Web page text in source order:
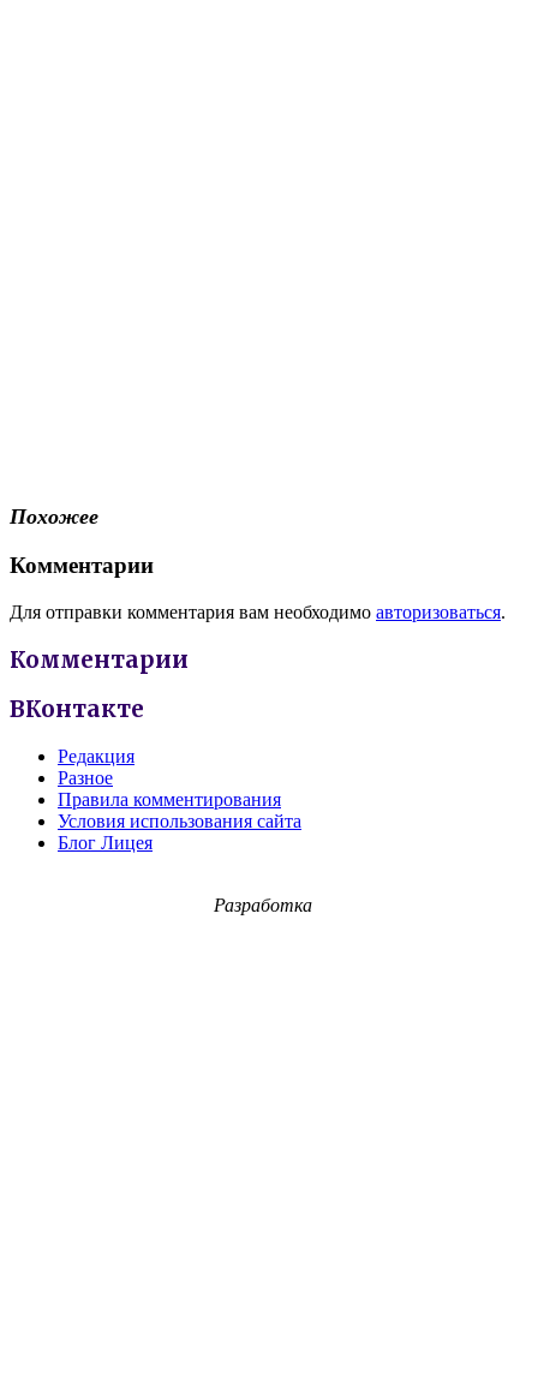
Похожее
Комментарии
Для отправки комментария вам необходимо авторизоваться.
Комментарии
ВКонтакте
Редакция
Разное
Правила комментирования
Условия использования сайта
Блог Лицея
Разработка